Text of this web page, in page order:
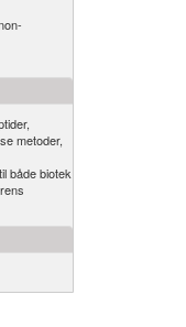
metoder,
både biotek